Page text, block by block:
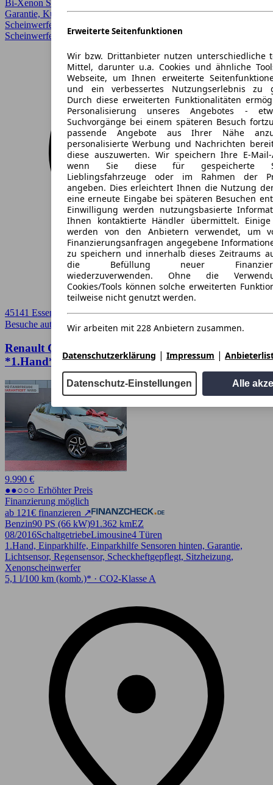
Erweiterte Seitenfunktionen
Wir bzw. Drittanbieter nutzen unterschiedliche
Mittel, darunter u.a. Cookies und ähnliche
Webseite, um Ihnen erweiterte
und ein verbessertes Nutzungserlebnis zu
Durch diese erweiterten Funktionalitäten
Personalisierung unseres Angebotes -
Suchvorgänge bei einem späteren Besuch
passende Angebote aus Ihrer Nähe
personalisierte Werbung und Nachrichten
diese auszuwerten. Wir speichern Ihre E-Mail-
wenn Sie diese für gespeicherte
Lieblingsfahrzeuge oder im Rahmen der
angeben. Dies erleichtert Ihnen die Nutzung
eine erneute Eingabe bei späteren Besuchen
Einwilligung werden nutzungsbasierte
Ihnen kontaktierte Händler übermittelt. Einige
werden von den Anbietern verwendet, um
Finanzierungsanfragen angegebene
zu speichern und innerhalb dieses Zeitraums
die Befüllung neuer
wiederzuverwenden. Ohne die
Cookies/Tools können solche erweiterten
teilweise nicht genutzt werden.
Wir arbeiten mit 228 Anbietern zusammen.
Datenschutzerklärung | Impressum |
Datenschutz-Einstellungen Alle
Bi-Xenon Scheinwerfer, Einparkhilfe, Einparkhilfe Sensoren hinten,
Garantie, Kurvenlicht, LED, LED Scheinwerfer, LED-
Scheinwerfer, Lichtsensor, Regensensor, Sitzheizung, Voll-LED
Scheinwerfer, Xenonscheinwerfer
45141 Essen
Besuche autoscout24.de➚
Renault Captur Dynamique TCe
*1.Hand*Tempomat*szh*PDC*
9.990 €
●●○○○ Erhöhter Preis
Finanzierung möglich
ab 121€ finanzieren ↗
Benzin90 PS (66 kW)91.362 kmEZ
08/2016SchaltgetriebeLimousine4 Türen
1.Hand, Einparkhilfe, Einparkhilfe Sensoren hinten, Garantie,
Lichtsensor, Regensensor, Scheckheftgepflegt, Sitzheizung,
Xenonscheinwerfer
5,1 l/100 km (komb.)* · CO2-Klasse A